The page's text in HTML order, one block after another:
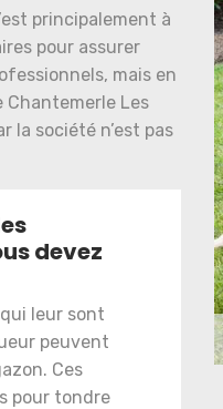
principalement à
pour assurer
mais en
Chantemerle Les
la société n’est pas
devez
leur sont
peuvent
Ces
pour tondre